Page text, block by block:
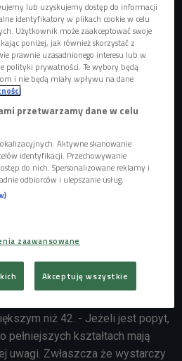
szminki
nierealne wzorce piękna.
"chodzi" coraz więcej
o obfitszych kształtach
i w sesjach
niż 42. - Jeżeli jest popyt,
pełniejszych kształtach mają
uwagi. Zwłaszcza że wystarczy
lub uzyskujemy dostęp do informacji
identyfikatory w plikach cookie w celu
Użytkownik może zaakceptować swoje
poniżej, jak również skorzystać z
prawnie uzasadnionego interesu lub w
polityki prywatności. Te wybory będą
i nie będą miały wpływu na dane
przetwarzamy dane w celu
Aktywne skanowanie
identyfikacji. Przechowywanie
do nich. Spersonalizowane reklamy i
odbiorców i ulepszanie usług.
zaawansowane
Akceptuję wszystkie